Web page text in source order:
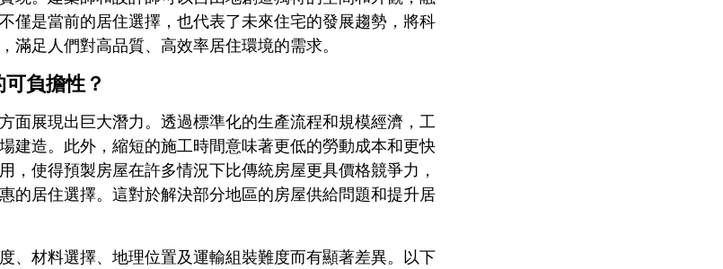
僅是當前的居住選擇，也代表了未來住宅的發展趨勢，將科
滿足人們對高品質、高效率居住環境的需求。
負擔性？
面展現出巨大潛力。透過標準化的生產流程和規模經濟，工
建造。此外，縮短的施工時間意味著更低的勞動成本和更快
，使得預製房屋在許多情況下比傳統房屋更具價格競爭力，
的居住選擇。這對於解決部分地區的房屋供給問題和提升居
、材料選擇、地理位置及運輸組裝難度而有顯著差異。以下